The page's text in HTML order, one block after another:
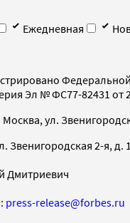
Ежедневная
Эл № ФС77-82431 от
ул.
Звенигородская 2-я, д.
Дмитриевич
press-release@forbes.ru